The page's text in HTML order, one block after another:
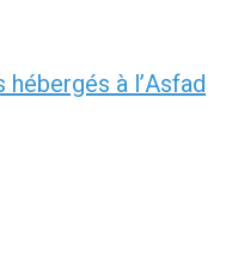
à l’Asfad